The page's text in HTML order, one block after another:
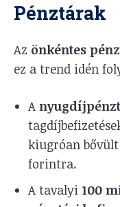
Pénztárak
Az önkéntes
ez a trend idén
A
kiugróan
forintra.
A tavalyi 100